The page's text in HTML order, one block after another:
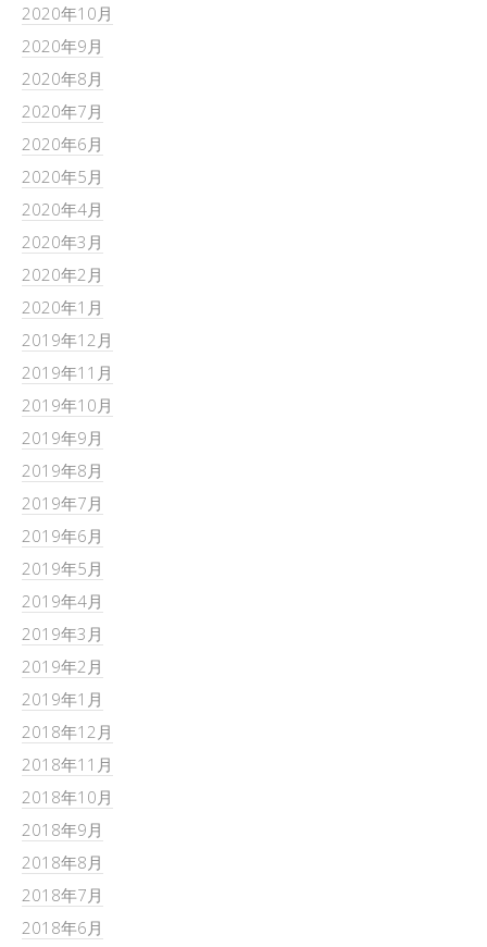
2020年10月
2020年9月
2020年8月
2020年7月
2020年6月
2020年5月
2020年4月
2020年3月
2020年2月
2020年1月
2019年12月
2019年11月
2019年10月
2019年9月
2019年8月
2019年7月
2019年6月
2019年5月
2019年4月
2019年3月
2019年2月
2019年1月
2018年12月
2018年11月
2018年10月
2018年9月
2018年8月
2018年7月
2018年6月